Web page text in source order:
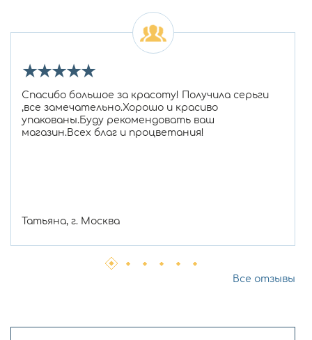
★★★★★
Спасибо большое за красоту! Получила серьги
,все замечательно.Хорошо и красиво
упакованы.Буду рекомендовать ваш
магазин.Всех благ и процветания!
Татьяна, г. Москва
Все отзывы